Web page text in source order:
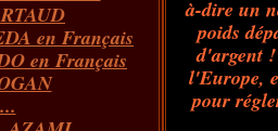
(73)
(55)
(43)
(54)
(51)
en Français
en Français
à-dire un
poids
d'argent
l'Europe,
pour